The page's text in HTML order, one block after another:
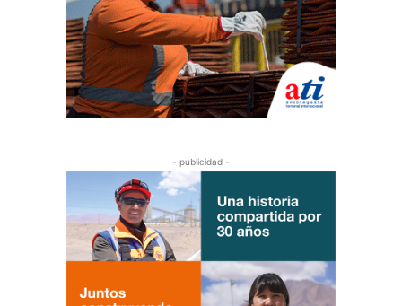
- publicidad -